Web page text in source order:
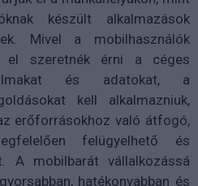
készült alkalmazások
Mivel a mobilhasználók
el szeretnék érni a céges
és adatokat, a
kell alkalmazniuk,
erőforrásokhoz való átfogó,
felügyelhető és
A mobilbarát vállalkozássá
hatékonyabban és